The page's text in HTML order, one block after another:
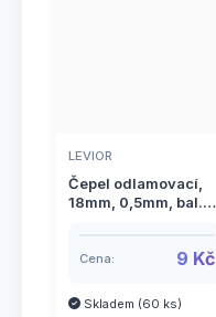
LEVIOR
Čepel odlamovací,
18mm, 0,5mm, bal.
Cena: 9 Kč
Skladem (60 ks)